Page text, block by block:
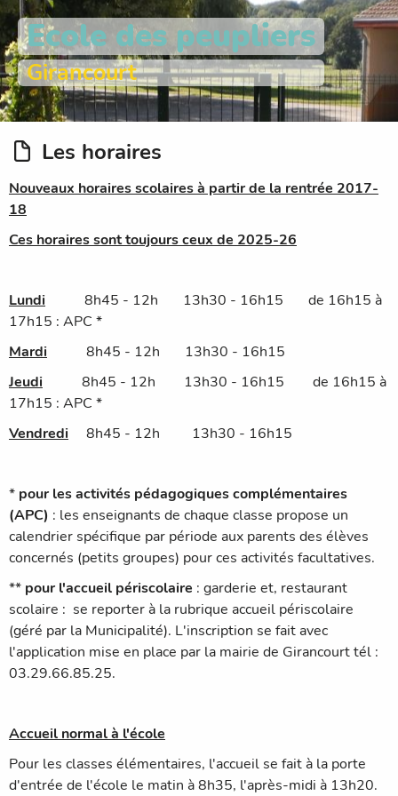
Ecole des peupliers
Girancourt
Les horaires
Nouveaux horaires scolaires à partir de la rentrée 2017-
18
Ces horaires sont toujours ceux de 2025-26
Lundi 8h45 - 12h 13h30 - 16h15 de 16h15 à
17h15 : APC *
Mardi
8h45 - 12h 13h30 - 16h15
Jeudi 8h45 - 12h 13h30 - 16h15
de 16h15 à
17h15 : APC *
Vendredi 8h45 - 12h 13h30 - 16h15
* pour les activités pédagogiques complémentaires
(APC) : les enseignants de chaque classe propose un
calendrier spécifique par période aux parents des élèves
concernés (petits groupes) pour ces activités facultatives.
** pour l'accueil périscolaire : garderie et, restaurant
scolaire : se reporter à la rubrique accueil périscolaire
(géré par la Municipalité). L'inscription se fait avec
l'application mise en place par la mairie de Girancourt tél :
03.29.66.85.25.
Accueil normal à l'école
Pour les classes élémentaires, l'accueil se fait à la porte
d'entrée de l'école le matin à 8h35, l'après-midi à 13h20.